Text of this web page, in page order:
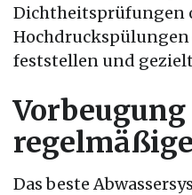
Dichtheitsprüfungen
Hochdruckspülungen
feststellen und
Das beste